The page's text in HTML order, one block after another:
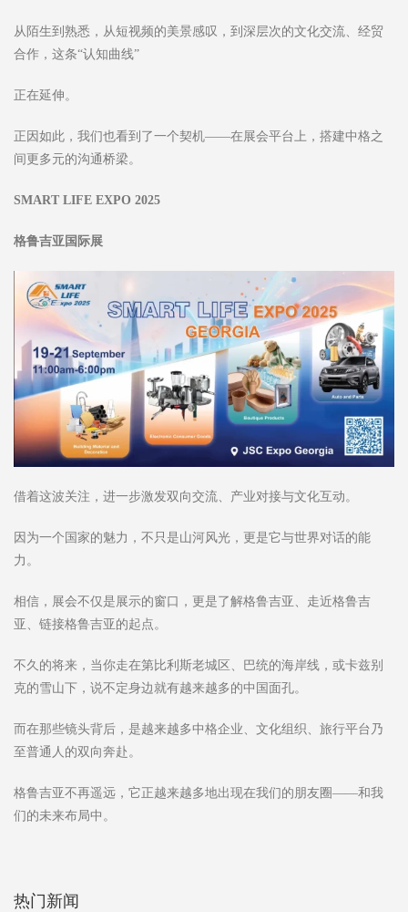
从陌生到熟悉，从短视频的美景感叹，到深层次的文化交流、经贸
合作，这条“认知曲线”
正在延伸。
正因如此，我们也看到了一个契机——在展会平台上，搭建中格之
间更多元的沟通桥梁。
SMART LIFE EXPO 2025
格鲁吉亚国际展
借着这波关注，进一步激发双向交流、产业对接与文化互动。
因为一个国家的魅力，不只是山河风光，更是它与世界对话的能
力。
相信，展会不仅是展示的窗口，更是了解格鲁吉亚、走近格鲁吉
亚、链接格鲁吉亚的起点。
不久的将来，当你走在第比利斯老城区、巴统的海岸线，或卡兹别
克的雪山下，说不定身边就有越来越多的中国面孔。
而在那些镜头背后，是越来越多中格企业、文化组织、旅行平台乃
至普通人的双向奔赴。
格鲁吉亚不再遥远，它正越来越多地出现在我们的朋友圈——和我
们的未来布局中。
热门新闻